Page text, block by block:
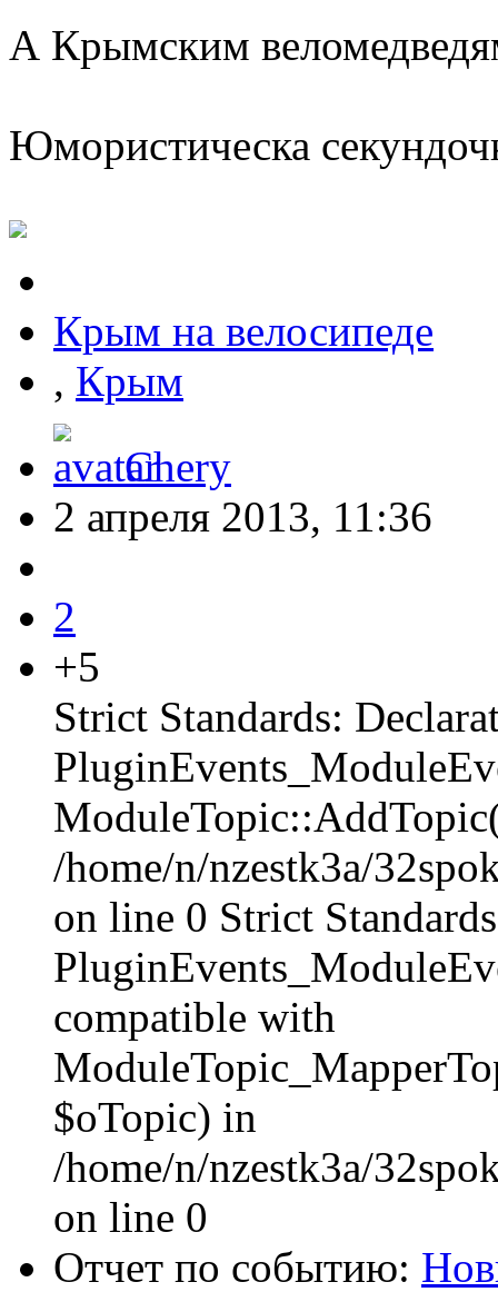
А Крымским
Юмористическа
Крым на велосипеде
, Крым
Chery
2 апреля 2013, 11:36
2
+5
Strict Standards:
/home/n/nzestk3a/
on line 0 Strict
compatible with
$oTopic) in
/home/n/nzestk3a/
on line 0
Отчет по событию: